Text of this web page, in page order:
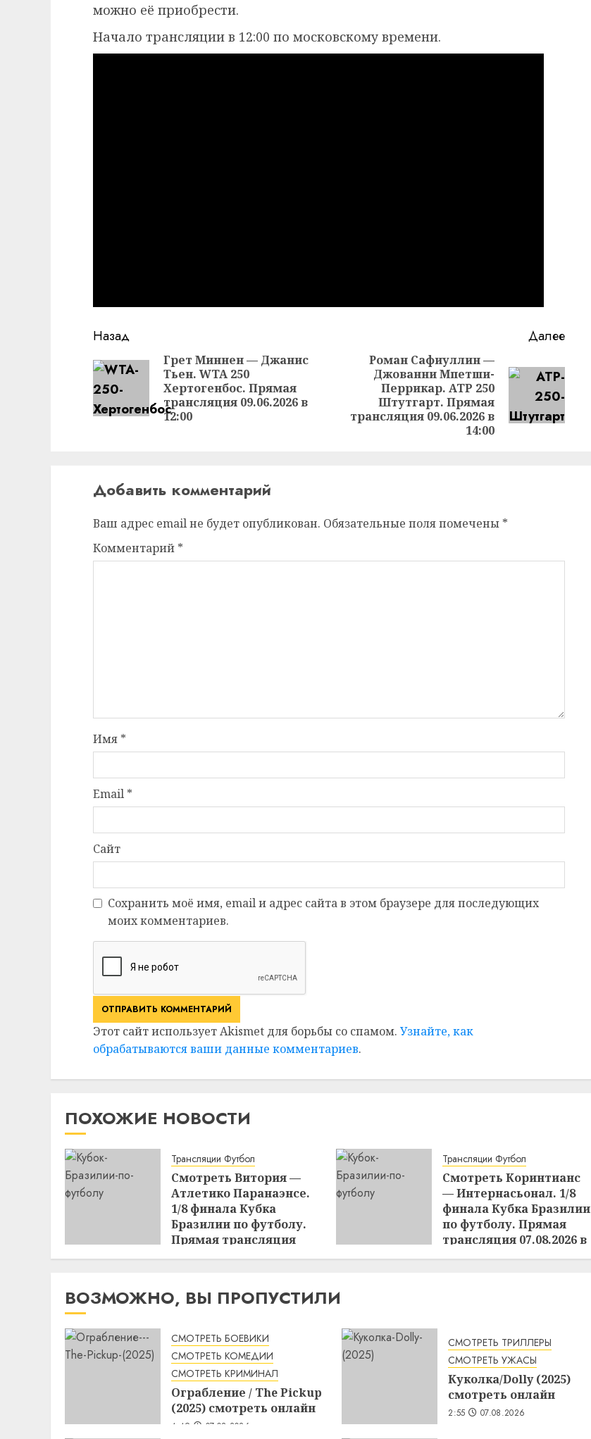
можно её приобрести.
Начало трансляции в 12:00 по московскому времени.
Продолжить
чтение
Назад
Предыдущая
Грет Миннен — Джанис
Тьен. WTA 250
Хертогенбос. Прямая
трансляция 09.06.2026 в
12:00
Далее
Следующая
запись:
Роман Сафиуллин —
Джованни Мпетши-
Перрикар. ATP 250
Штутгарт. Прямая
трансляция 09.06.2026 в
14:00
Добавить комментарий
Ваш адрес email не будет опубликован. Обязательные поля помечены *
Комментарий *
Имя *
Email *
Сайт
Сохранить моё имя, email и адрес сайта в этом браузере для последующих
моих комментариев.
Этот сайт использует Akismet для борьбы со спамом. Узнайте, как
обрабатываются ваши данные комментариев.
ПОХОЖИЕ НОВОСТИ
Трансляции Футбол
Смотреть Витория —
Атлетико Паранаэнсе.
1/8 финала Кубка
Бразилии по футболу.
Прямая трансляция
07.08.2026 в 02:00
Трансляции Футбол
Смотреть Коринтианс
— Интернасьонал. 1/8
финала Кубка Бразилии
по футболу. Прямая
трансляция 07.08.2026 в
02:00
ВОЗМОЖНО, ВЫ ПРОПУСТИЛИ
СМОТРЕТЬ БОЕВИКИ
СМОТРЕТЬ КОМЕДИИ
СМОТРЕТЬ КРИМИНАЛ
Ограбление / The Pickup
(2025) смотреть онлайн
4:49 07.08.2026
СМОТРЕТЬ ТРИЛЛЕРЫ
СМОТРЕТЬ УЖАСЫ
Куколка/Dolly (2025)
смотреть онлайн
2:55 07.08.2026